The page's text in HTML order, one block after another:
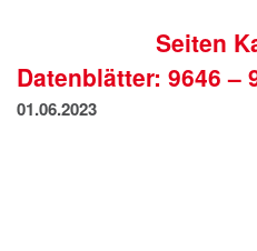
DATENSCHUTZSeiten
Datenblätter: 9646 –
01.06.2023